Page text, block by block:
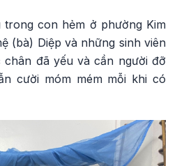
trong con hẻm ở phường Kim
(bà) Diệp và những sinh viên
chân đã yếu và cần người đỡ
cười móm mém mỗi khi có